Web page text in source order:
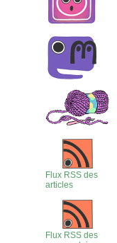
Flux RSS des
articles
Flux RSS des